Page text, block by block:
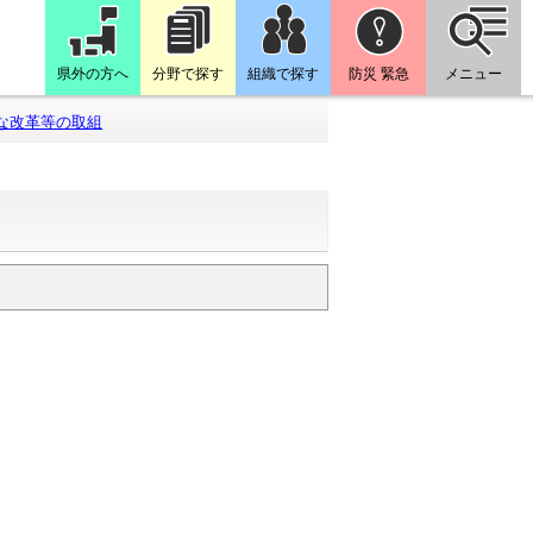
県外の方へ 分野で探す 組織で探す 防災 緊急 メニュー
改革等の取組